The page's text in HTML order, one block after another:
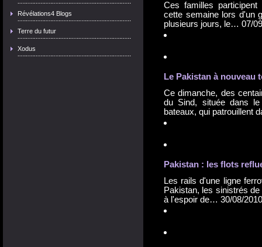
Révélations4 Blogs
Terre du futur
Xodus
Ces familles
cette semaine lors d'un
plusieurs jours, le… 07/
Le Pakistan à nouveau
Ce dimanche, des
du Sind, située dans
bateaux, qui patrouillent
Pakistan : les flots
Les rails d'une ligne
Pakistan, les sinistrés
à l'espoir de… 30/08/2010